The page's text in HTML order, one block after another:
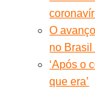
O
no Brasil
‘Após o
que era’